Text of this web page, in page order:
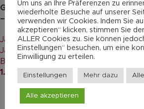
Gypsy Jazz-Gitarre Fichte
– grande Bouche LF2602
Jazz-Gitarre, Gypsy
Jazzgitarre, Gitarren &
Bässe
1.751,00€
Gypsy
– petite
Jazz-
Um uns an Ihre Präferenzen zu
wiederholte Besuche auf unserer
verwenden wir Cookies. Indem Sie
akzeptieren“ klicken, stimmen Sie
ALLER Cookies zu. Sie können
Einstellungen“ besuchen, um eine
Einwilligung zu erteilen.
Einstellungen Mehr dazu
Alle akzeptieren